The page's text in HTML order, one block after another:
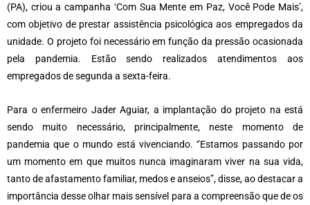
(PA), criou a campanha ‘Com Sua Mente em Paz, Você Pode Mais’,
com objetivo de prestar assistência psicológica aos empregados da
unidade. O projeto foi necessário em função da pressão ocasionada
pela pandemia. Estão sendo realizados atendimentos aos
empregados de segunda a sexta-feira.
Para o enfermeiro Jader Aguiar, a implantação do projeto na está
sendo muito necessário, principalmente, neste momento de
pandemia que o mundo está vivenciando. ‘’Estamos passando por
um momento em que muitos nunca imaginaram viver na sua vida,
tanto de afastamento familiar, medos e anseios”, disse, ao destacar a
importância desse olhar mais sensível para a compreensão que de os